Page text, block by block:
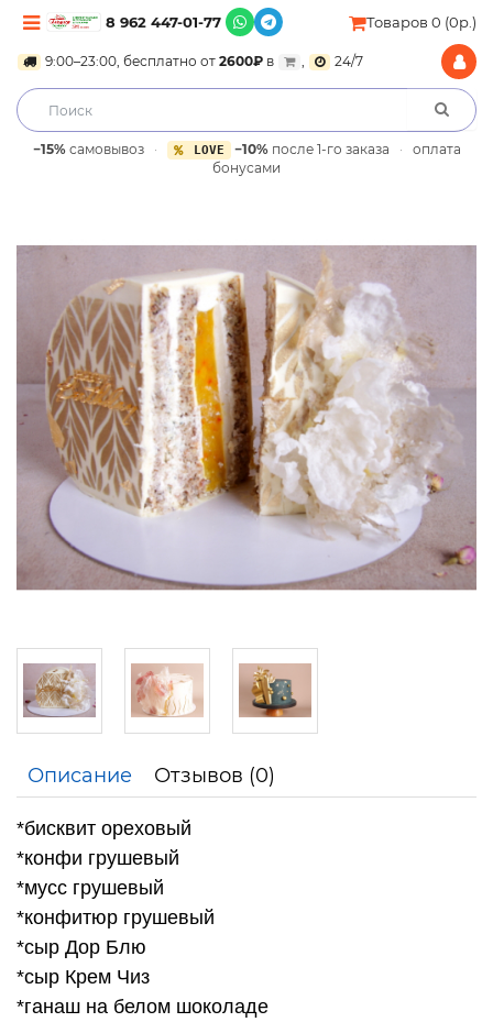
8 962 447-01-77 Товаров 0 (0р.)
9:00–23:00, бесплатно от 2600₽ в , 24/7
−15%самовывоз · LOVE −10%после 1-го заказа ·
оплата
бонусами
Описание Отзывов (0)
*бисквит ореховый
*конфи грушевый
*мусс грушевый
*конфитюр грушевый
*сыр Дор Блю
*сыр Крем Чиз
*ганаш на белом шоколаде